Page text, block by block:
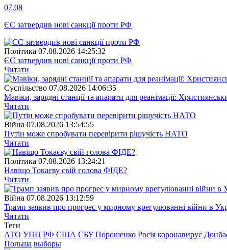
07.08
ЄС затвердив нові санкції проти РФ
Полiтика 07.08.2026 14:25:32
ЄС затвердив нові санкції проти РФ
Читати
Суспiльство 07.08.2026 14:06:35
Мавіки, зарядні станції та апарати для реанімації:
Читати
Війна 07.08.2026 13:54:55
Путін може спробувати перевірити рішучість НАТО
Читати
Полiтика 07.08.2026 13:24:21
Навіщо Токаєву свій голова ФІДЕ?
Читати
Війна 07.08.2026 13:12:59
Трамп заявив про прогрес у мирному врегулюванні війни в
Читати
Теги
АТО УПЦ РФ США СБУ Порошенко Росія коронавирус
Польша выборы